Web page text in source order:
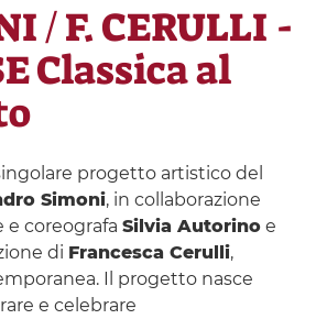
/ F. CERULLI -
Classica al
progetto artistico del
Simoni, in collaborazione
e coreografa Silvia Autorinoe
di Francesca Cerulli,
Il progetto nasce
e celebrare